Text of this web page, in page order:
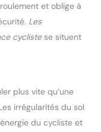
et oblige à
Les
cyclistese situent
plus vite qu’une
irrégularités du sol
du cycliste et